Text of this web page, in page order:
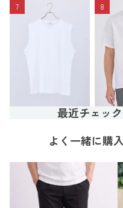
7 8
最近チェッ
よく一緒に購